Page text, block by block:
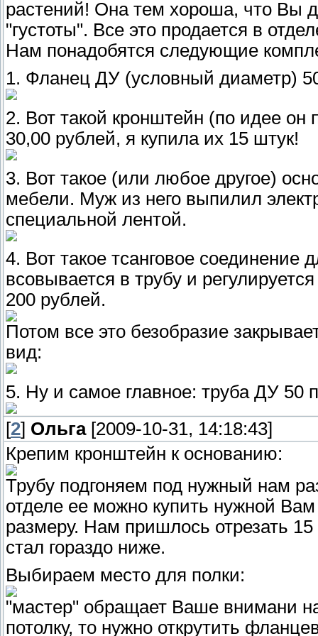
растений! Она тем хороша, что Вы
"густоты". Все это продается в
Нам понадобятся следующие
1. Фланец ДУ (условный диаметр)
2. Вот такой кронштейн (по идее он
30,00 рублей, я купила их 15 штук!
3. Вот такое (или любое другое)
мебели. Муж из него выпилил
специальной лентой.
4. Вот такое тсанговое
всовывается в трубу и
200 рублей.
Потом все это безобразие
вид:
5. Ну и самое главное: труба ДУ 50
[2] Ольга[2009-10-31, 14:18:43]
Крепим кронштейн к основанию:
Трубу подгоняем под нужный нам
отделе ее можно купить нужной
размеру. Нам пришлось отрезать
стал гораздо ниже.
Выбираем место для полки:
"мастер" обращает Ваше внимани на
потолку, то нужно открутить